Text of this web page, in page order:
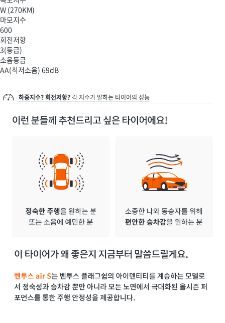
W (270KM)
마모지수
600
회전저항
3(등급)
소음등급
AA(최저소음) 69dB
하중지수? 회전저항?각 지수가 말하는 타이어의 성능